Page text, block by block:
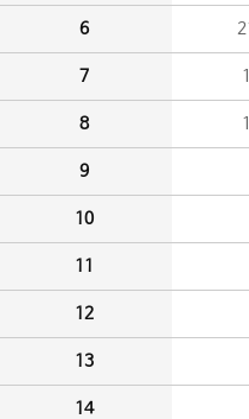
6
7
8
9
10
11
12
13
14